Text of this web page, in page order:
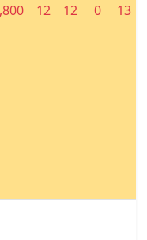
12 12 0 13